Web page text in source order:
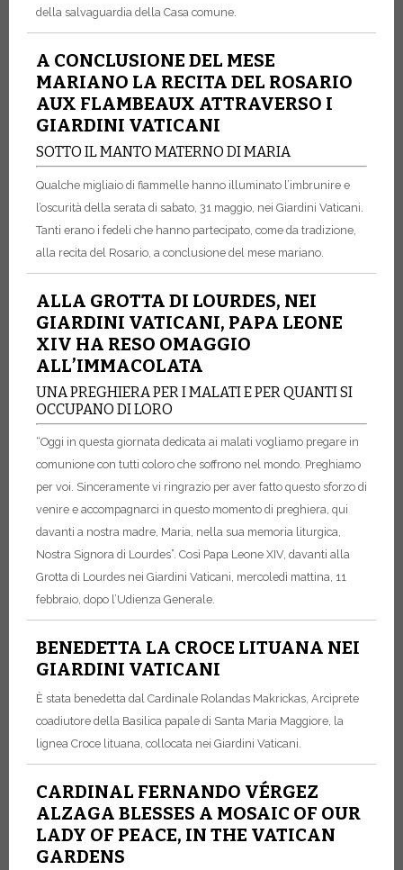
della salvaguardia della Casa comune.
A CONCLUSIONE DEL MESE
MARIANO LA RECITA DEL ROSARIO
AUX FLAMBEAUX ATTRAVERSO I
GIARDINI VATICANI
SOTTO IL MANTO MATERNO DI MARIA
Qualche migliaio di fiammelle hanno illuminato l’imbrunire e
l’oscurità della serata di sabato, 31 maggio, nei Giardini Vaticani.
Tanti erano i fedeli che hanno partecipato, come da tradizione,
alla recita del Rosario, a conclusione del mese mariano.
ALLA GROTTA DI LOURDES, NEI
GIARDINI VATICANI, PAPA LEONE
XIV HA RESO OMAGGIO
ALL’IMMACOLATA
UNA PREGHIERA PER I MALATI E PER QUANTI SI
OCCUPANO DI LORO
“Oggi in questa giornata dedicata ai malati vogliamo pregare in
comunione con tutti coloro che soffrono nel mondo. Preghiamo
per voi. Sinceramente vi ringrazio per aver fatto questo sforzo di
venire e accompagnarci in questo momento di preghiera, qui
davanti a nostra madre, Maria, nella sua memoria liturgica,
Nostra Signora di Lourdes”. Così Papa Leone XIV, davanti alla
Grotta di Lourdes nei Giardini Vaticani, mercoledì mattina, 11
febbraio, dopo l’Udienza Generale.
BENEDETTA LA CROCE LITUANA NEI
GIARDINI VATICANI
È stata benedetta dal Cardinale Rolandas Makrickas, Arciprete
coadiutore della Basilica papale di Santa Maria Maggiore, la
lignea Croce lituana, collocata nei Giardini Vaticani.
CARDINAL FERNANDO VÉRGEZ
ALZAGA BLESSES A MOSAIC OF OUR
LADY OF PEACE, IN THE VATICAN
GARDENS